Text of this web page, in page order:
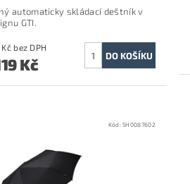
automaticky skládací deštník v
GTI.
925 Kč bez DPH
Kč
Kód:5H0087602